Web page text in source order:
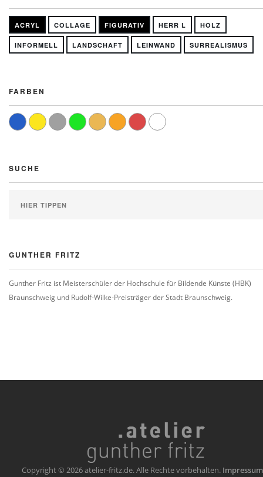
ACRYL COLLAGE FIGURATIV HERR L HOLZ
INFORMELL LANDSCHAFT LEINWAND SURREALISMUS
FARBEN
SUCHE
GUNTHER FRITZ
Gunther Fritz ist Meisterschüler der Hochschule für Bildende Künste (HBK)
Braunschweig und Rudolf-Wilke-Preisträger der Stadt Braunschweig.
Copyright © 2026 atelier-fritz.de. Alle Rechte vorbehalten.